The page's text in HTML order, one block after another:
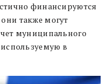
финансируются
также могут
муниципального
в